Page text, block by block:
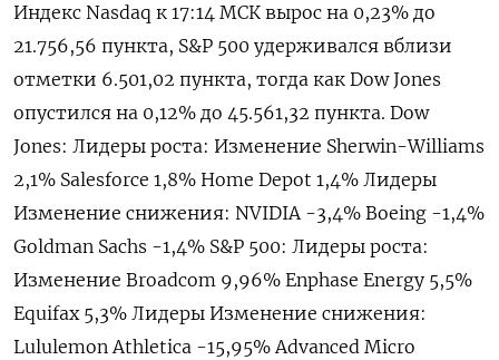
Индекс Nasdaq к 17:14 МСК вырос на 0,23% до
21.756,56 пункта, S&P 500 удерживался вблизи
отметки 6.501,02​ пункта, тогда как Dow Jones
опустился на 0,12% до 45.561,32 пункта. Dow
Jones: Лидеры роста: Изменение Sherwin-Williams
2,1% Salesforce 1,8% Home Depot 1,4% Лидеры
Изменение снижения: NVIDIA -3,4% Boeing -1,4%
Goldman Sachs -1,4% S&P 500: Лидеры роста:
Изменение Broadcom 9,96% Enphase Energy 5,5%
Equifax 5,3% Лидеры Изменение снижения:
Lululemon Athletica -15,95% Advanced Micro